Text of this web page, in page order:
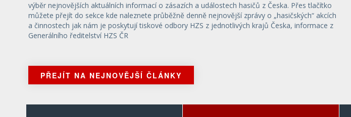
výběr nejnovějších aktuálních informací o zásazích a událostech hasičů z Česka. Přes tlačítko
můžete přejít do sekce kde naleznete průběžně denně nejnovější zprávy o „hasičských“ akcích
a činnostech jak nám je poskytují tiskové odbory HZS z jednotlivých krajů Česka, informace z
Generálního ředitelství HZS ČR
PŘEJÍT NA NEJNOVĚJŠÍ ČLÁNKY